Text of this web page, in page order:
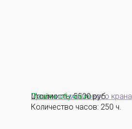
Машинист мостового крана
Стоимость: 5500 руб.
Количество часов: 250 ч.
Пройти обучение